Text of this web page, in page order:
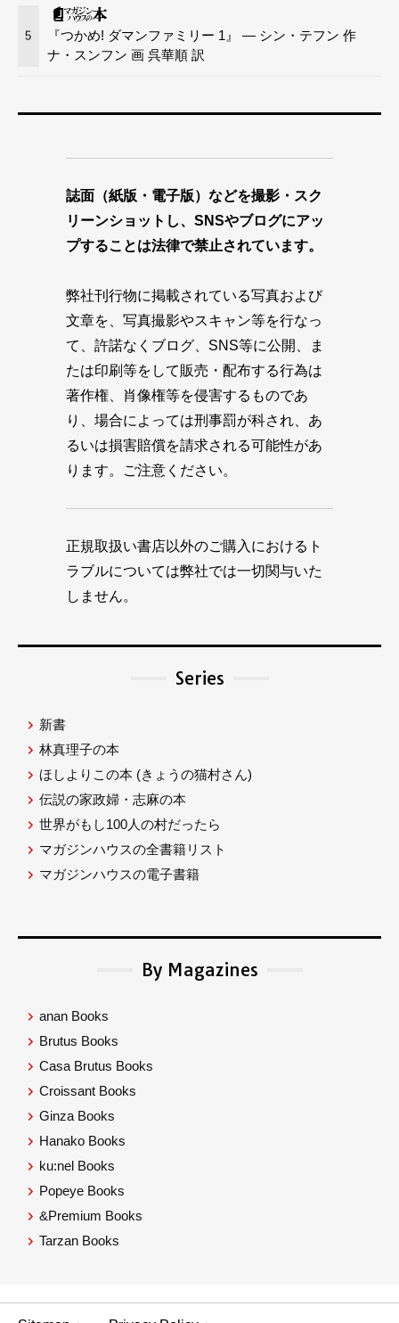
5
『つかめ! ダマンファミリー 1』 — シン・テフン 作
ナ・スンフン 画 呉華順 訳
誌面（紙版・電子版）などを撮影・スク
リーンショットし、SNSやブログにアッ
プすることは法律で禁止されています。
弊社刊行物に掲載されている写真および
文章を、写真撮影やスキャン等を行なっ
て、許諾なくブログ、SNS等に公開、ま
たは印刷等をして販売・配布する行為は
著作権、肖像権等を侵害するものであ
り、場合によっては刑事罰が科され、あ
るいは損害賠償を請求される可能性があ
ります。ご注意ください。
正規取扱い書店以外のご購入におけるト
ラブルについては弊社では一切関与いた
しません。
Series
新書
林真理子の本
ほしよりこの本 (きょうの猫村さん)
伝説の家政婦・志麻の本
世界がもし100人の村だったら
マガジンハウスの全書籍リスト
マガジンハウスの電子書籍
By Magazines
anan Books
Brutus Books
Casa Brutus Books
Croissant Books
Ginza Books
Hanako Books
ku:nel Books
Popeye Books
&Premium Books
Tarzan Books